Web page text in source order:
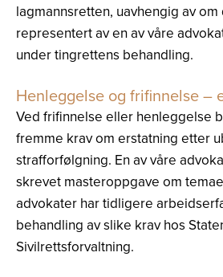
lagmannsretten, uavhengig av
representert av en av våre
under tingrettens behandling.
Henleggelse og frifinnelse –
Ved frifinnelse eller henleggelse
fremme krav om erstatning etter
strafforfølgning. En av våre
skrevet masteroppgave om
advokater har tidligere
behandling av slike krav hos
Sivilrettsforvaltning.